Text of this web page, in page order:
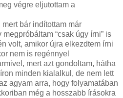
végre eljutottam a
mert bár indítottam már
“csak úgy írni” is
volt, amikor újra elkezdtem írni
nem is regénnyel
mert azt gondoltam, hátha
minden kialalkul, de nem lett
agyam arra, hogy folyamatában
még a hosszabb írásokra